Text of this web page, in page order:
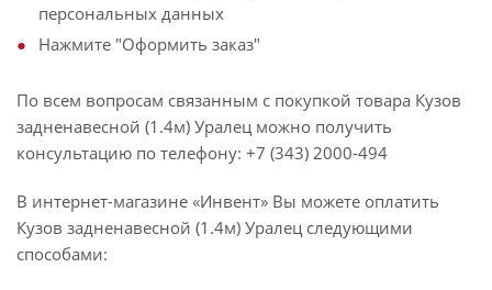
персональных данных
Нажмите "Оформить заказ"
По всем вопросам связанным с покупкой товара Кузов
задненавесной (1.4м) Уралец можно получить
консультацию по телефону: +7 (343) 2000-494
В интернет-магазине «Инвент» Вы можете оплатить
Кузов задненавесной (1.4м) Уралец следующими
способами: